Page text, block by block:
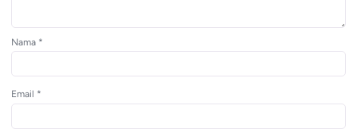
Nama *
Email *